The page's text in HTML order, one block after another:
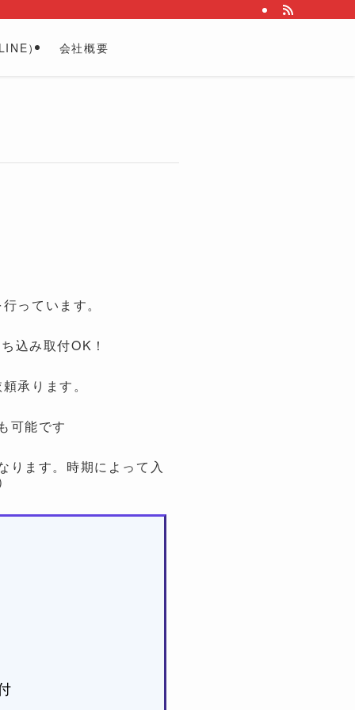
） 会社概要
っています。
込み取付OK！
承ります。
可能です
ります。時期によって入